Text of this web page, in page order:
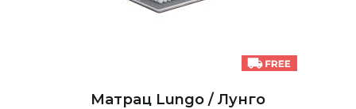
Матрац Lungo / Лунго